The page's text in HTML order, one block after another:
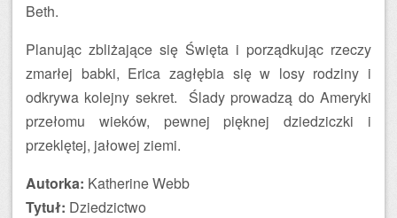
Beth.
Planując zbliżające się Święta i porządkując rzeczy
zmarłej babki, Erica zagłębia się w losy rodziny i
odkrywa kolejny sekret. Ślady prowadzą do Ameryki
przełomu wieków, pewnej pięknej dziedziczki i
przeklętej, jałowej ziemi.
Autorka: Katherine Webb
Tytuł: Dziedzictwo